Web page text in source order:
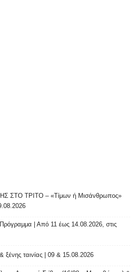
ΣΤΟ ΤΡΙΤΟ – «Τίμων ή Μισάνθρωπος»
| Από 11 έως 14.08.2026, στις
ξένης ταινίας | 09 & 15.08.2026